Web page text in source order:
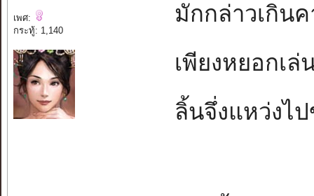
เพศ:
กระทู้: 1,140
มักกล่าวเกิน
เพียงหยอกเล่
ลิ้นจึ่งแหว่งไ